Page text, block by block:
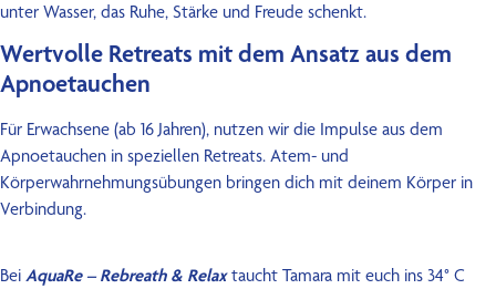
unter Wasser, das Ruhe, Stärke und Freude schenkt.
Wertvolle Retreats mit dem Ansatz aus dem
Apnoetauchen
Für Erwachsene (ab 16 Jahren), nutzen wir die Impulse aus dem
Apnoetauchen in speziellen Retreats. Atem- und
Körperwahrnehmungsübungen bringen dich mit deinem Körper in
Verbindung.
Bei AquaRe – Rebreath & Relax taucht Tamara mit euch ins 34° C